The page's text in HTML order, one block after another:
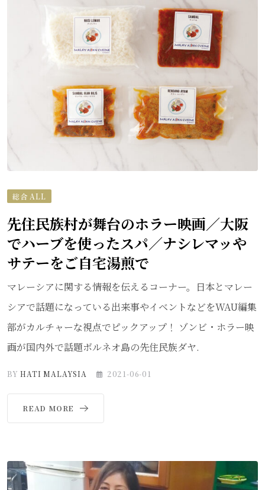
総合 ALL
先住民族村が舞台のホラー映画／大阪
でハーブを使ったスパ／ナシレマッや
サテーをご自宅湯煎で
マレーシアに関する情報を伝えるコーナー。日本とマレー
シアで話題になっている出来事やイベントなどをWAU編集
部がカルチャーな視点でピックアップ！ ゾンビ・ホラー映
画が国内外で話題ボルネオ島の先住民族ダヤ.
BYHATI MALAYSIA 2021-06-01
READ MORE